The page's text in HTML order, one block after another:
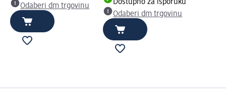
Odaberi dm trgovinu
Dostupno za isporuku
Odaberi dm trgovinu